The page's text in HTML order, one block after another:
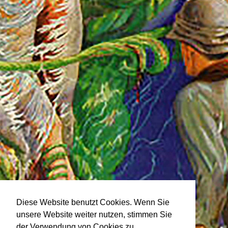
Diese Website benutzt Cookies. Wenn Sie
unsere Website weiter nutzen, stimmen Sie